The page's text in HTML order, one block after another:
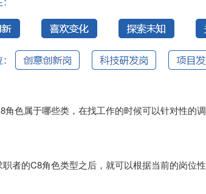
角色属于哪些类，在找工作的时候可以针对性的
者的C8角色类型之后，就可以根据当前的岗位性